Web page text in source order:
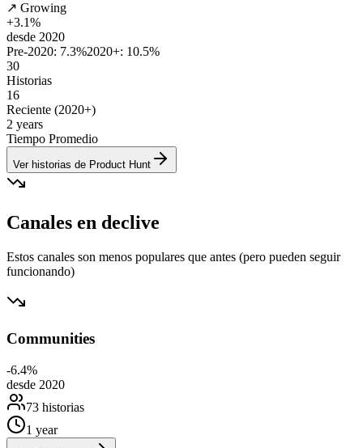
↗ Growing
+3.1%
desde 2020
Pre-2020: 7.3%2020+: 10.5%
30
Historias
16
Reciente (2020+)
2 years
Tiempo Promedio
Ver historias de Product Hunt
Canales en declive
Estos canales son menos populares que antes (pero pueden seguir
funcionando)
Communities
-6.4%
desde 2020
73 historias
1 year